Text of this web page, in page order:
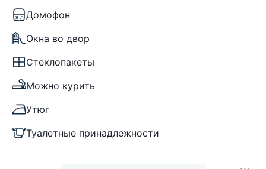
Домофон
Окна во двор
Стеклопакеты
Можно курить
Утюг
Туалетные принадлежности